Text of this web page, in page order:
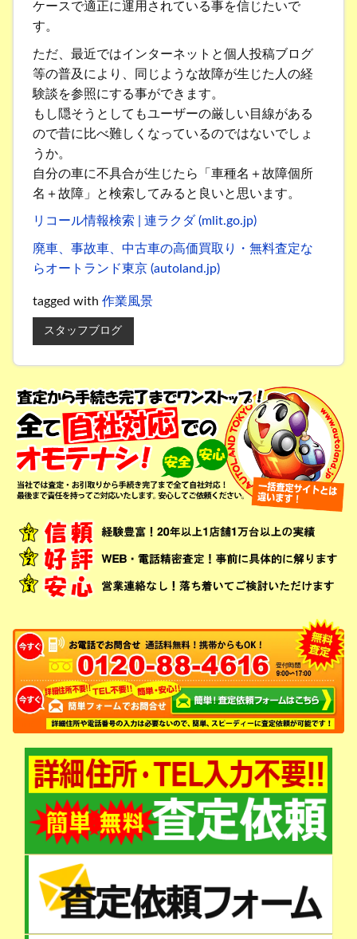
ケースで適正に運用されている事を信じたいで
す。
ただ、最近ではインターネットと個人投稿ブログ
等の普及により、同じような故障が生じた人の経
験談を参照にする事ができます。
もし隠そうとしてもユーザーの厳しい目線がある
ので昔に比べ難しくなっているのではないでしょ
うか。
自分の車に不具合が生じたら「車種名＋故障個所
名＋故障」と検索してみると良いと思います。
リコール情報検索 | 連ラクダ (mlit.go.jp)
廃車、事故車、中古車の高価買取り・無料査定な
らオートランド東京 (autoland.jp)
tagged with 作業風景
スタッフブログ